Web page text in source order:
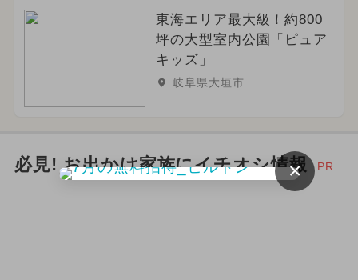
東海エリア最大級！約800
坪の大型室内公園「ピュア
キッズ」
岐阜県大垣市
必見! お出かけ家族にイチオシ情報 PR
×